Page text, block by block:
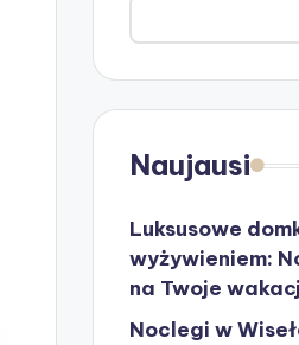
Naujausi
Luksusowe
wyżywieniem:
na Twoje
Noclegi w